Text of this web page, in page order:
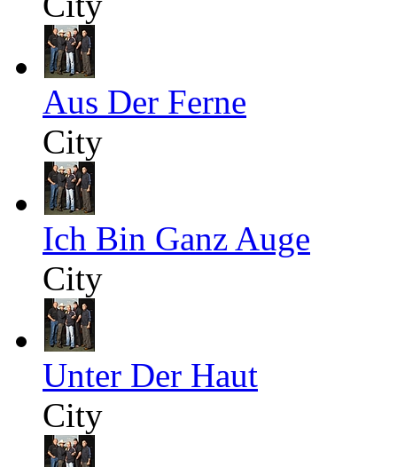
Aus Der Ferne
City
Ich Bin Ganz Auge
City
Unter Der Haut
City